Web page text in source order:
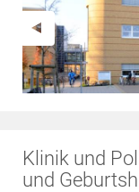
Klinik und
und